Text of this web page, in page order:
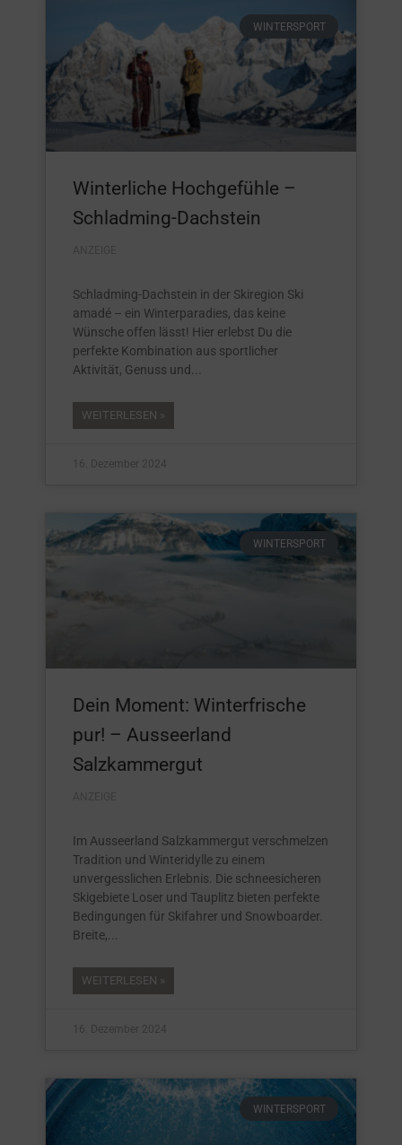
WINTERSPORT
Winterliche Hochgefühle –
Schladming-Dachstein
Schladming-Dachstein in der Skiregion Ski
amadé – ein Winterparadies, das keine
Wünsche offen lässt! Hier erlebst Du die
perfekte Kombination aus sportlicher
Aktivität, Genuss und
WEITERLESEN »
16. Dezember 2024
WINTERSPORT
Dein Moment: Winterfrische
pur! – Ausseerland
Salzkammergut
Im Ausseerland Salzkammergut verschmelzen
Tradition und Winteridylle zu einem
unvergesslichen Erlebnis. Die schneesicheren
Skigebiete Loser und Tauplitz bieten perfekte
Bedingungen für Skifahrer und Snowboarder.
Breite,
WEITERLESEN »
16. Dezember 2024
WINTERSPORT